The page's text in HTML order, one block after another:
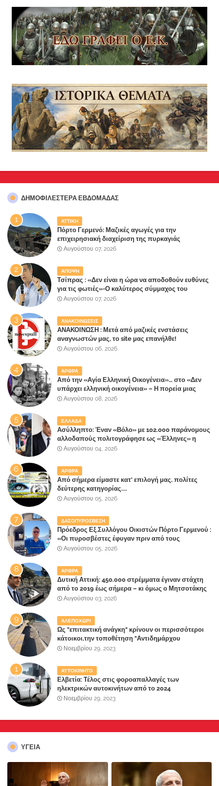
ΔΗΜΟΦΙΛΈΣΤΕΡΑ ΕΒΔΟΜΆΔΑΣ
ΑΤΤΙΚΗ
Πόρτο Γερμενό: Μαζικές αγωγές για την
επιχειρησιακή διαχείριση της πυρκαγιάς
ετοιμάζουν οι κάτοικοι!
Αυγούστου 07, 2026
ΑΠΟΨΗ
Τσίπρας : «Δεν είναι η ώρα να αποδοθούν ευθύνες
για τις φωτιές»-Ο καλύτερος σύμμαχος του
Μητσοτάκη
Αυγούστου 07, 2026
ΑΝΑΚΟΙΝΩΣΕΙΣ
ΑΝΑΚΟΙΝΩΣΗ : Μετά από μαζικές ενστάσεις
αναγνωστών μας, το site μας επανήλθε!
Αυγούστου 06, 2026
ΑΡΘΡΑ
Από την «Αγία Ελληνική Οικογένεια»… στο «Δεν
υπάρχει ελληνική οικογένεια» – Η πορεία μιας
κοινωνίας που κινδυνεύει να ξεχάσει ποια είναι
Αυγούστου 08, 2026
ΕΛΛΑΔΑ
Ασύλληπτο: Έναν «Βόλο» με 102.000 παράνομους
αλλοδαπούς πολιτογράφησε ως «Έλληνες» η
κυβέρνηση!
Αυγούστου 04, 2026
ΑΡΘΡΑ
Από σήμερα είμαστε κατ' επιλογή μας, πολίτες
δεύτερης κατηγορίας....
Αυγούστου 05, 2026
ΔΑΣΟΠΥΡΟΣΒΕΣΗ
Πρόεδρος Εξ.Συλλόγου Οικιστών Πόρτο Γερμενού :
«Οι πυροσβέστες έφυγαν πριν από τους
κατοίκους»
Αυγούστου 05, 2026
ΑΡΘΡΑ
Δυτική Αττική: 450.000 στρέμματα έγιναν στάχτη
από το 2019 έως σήμερα – κι όμως ο Μητσοτάκης
έλαβε 40% και 45% στις εκλογές του 2023,ενώ 50%
Αυγούστου 03, 2026
ΑΛΕΠΟΧΩΡΙ
Ως "επιτακτική ανάγκη" κρίνουν οι περισσότεροι
κάτοικοι,την τοποθέτηση "Αντιδημάρχου
Παραλιακής Ζώνης" στο Δήμο Μάνδρας-Ειδυλλίας!
Νοεμβρίου 29, 2023
ΑΥΤΟΚΙΝΗΤΟ
Ελβετία: Τέλος στις φοροαπαλλαγές των
ηλεκτρικών αυτοκινήτων από το 2024
Νοεμβρίου 29, 2023
ΥΓΕΙΑ